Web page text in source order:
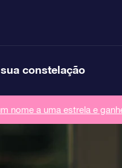
constelação
nome a uma estrela e